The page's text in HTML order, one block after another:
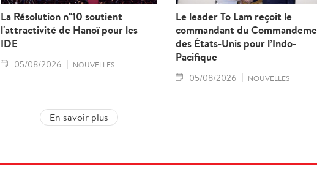
La Résolution n°10 soutient
l'attractivité de Hanoï pour les
IDE
05/08/2026 NOUVELLES
Le leader To Lam reçoit le
commandant du
des États-Unis pour l’Indo-
Pacifique
05/08/2026 NOUVELLES
En savoir plus